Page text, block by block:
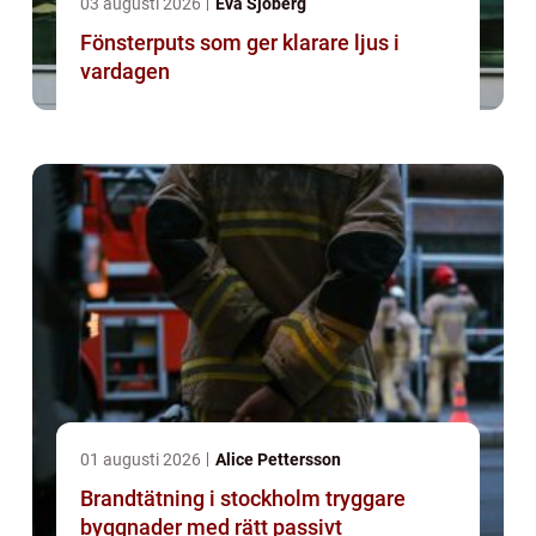
Fönsterputs som ger klarare ljus i
vardagen
01 augusti 2026 Alice Pettersson
Brandtätning i stockholm tryggare
byggnader med rätt passivt